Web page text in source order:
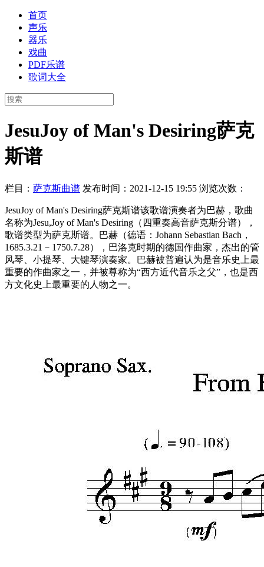
首页
声乐
器乐
戏曲
PDF乐谱
歌词大全
JesuJoy of Man's Desiring萨克
斯谱
栏目： 萨克斯曲谱 发布时间：2021-12-15 19:55 浏览次数：
JesuJoy of Man's Desiring萨克斯谱该歌谱演奏者为巴赫，歌曲
名称为Jesu,Joy of Man's Desiring（四重奏高音萨克斯分谱），
歌谱类型为萨克斯谱。巴赫（德语：Johann Sebastian Bach，
1685.3.21－1750.7.28），巴洛克时期的德国作曲家，杰出的管
风琴、小提琴、大键琴演奏家。巴赫被普遍认为是音乐史上最
重要的作曲家之一，并被尊称为“西方近代音乐之父”，也是西
方文化史上最重要的人物之一。